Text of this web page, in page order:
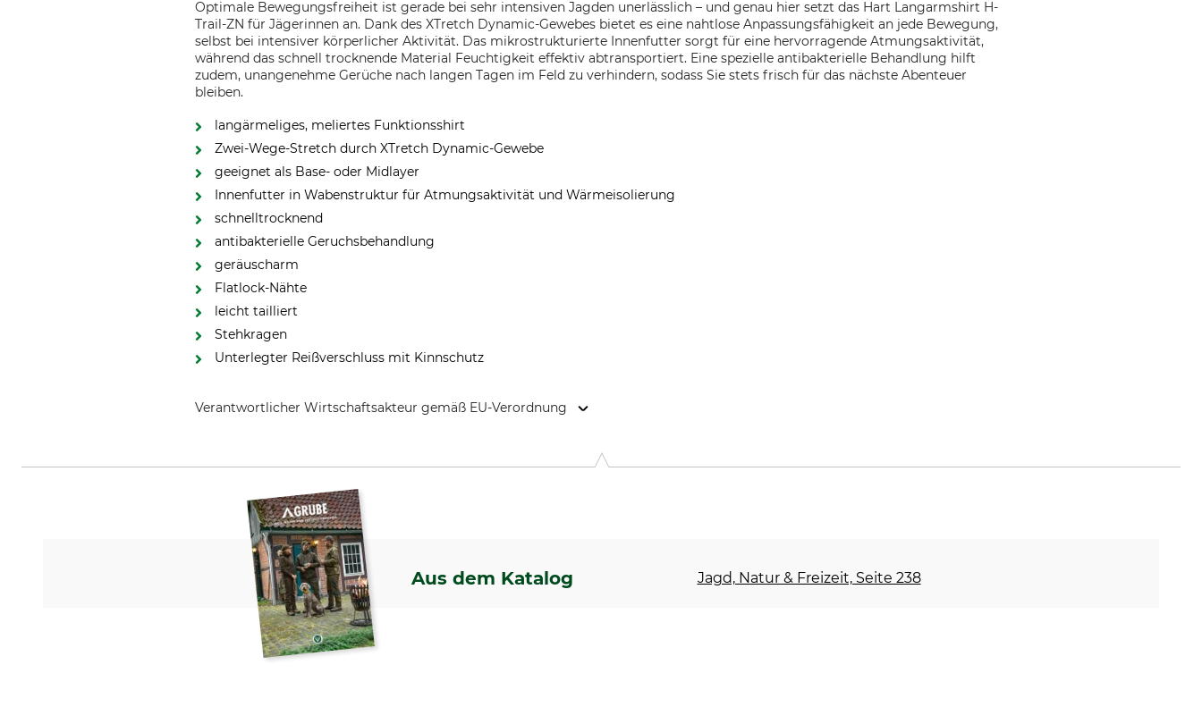
Optimale Bewegungsfreiheit ist gerade bei sehr intensiven Jagden unerlässlich – und genau hier setzt das Hart Langarmshirt H-
Trail-ZN für Jägerinnen an. Dank des XTretch Dynamic-Gewebes bietet es eine nahtlose Anpassungsfähigkeit an jede Bewegung,
selbst bei intensiver körperlicher Aktivität. Das mikrostrukturierte Innenfutter sorgt für eine hervorragende Atmungsaktivität,
während das schnell trocknende Material Feuchtigkeit effektiv abtransportiert. Eine spezielle antibakterielle Behandlung hilft
zudem, unangenehme Gerüche nach langen Tagen im Feld zu verhindern, sodass Sie stets frisch für das nächste Abenteuer
bleiben.
langärmeliges, meliertes Funktionsshirt
Zwei-Wege-Stretch durch XTretch Dynamic-Gewebe
geeignet als Base- oder Midlayer
Innenfutter in Wabenstruktur für Atmungsaktivität und Wärmeisolierung
schnelltrocknend
antibakterielle Geruchsbehandlung
geräuscharm
Flatlock-Nähte
leicht tailliert
Stehkragen
Unterlegter Reißverschluss mit Kinnschutz
Verantwortlicher Wirtschaftsakteur gemäß EU-Verordnung
Aus dem Katalog Jagd, Natur & Freizeit, Seite 238